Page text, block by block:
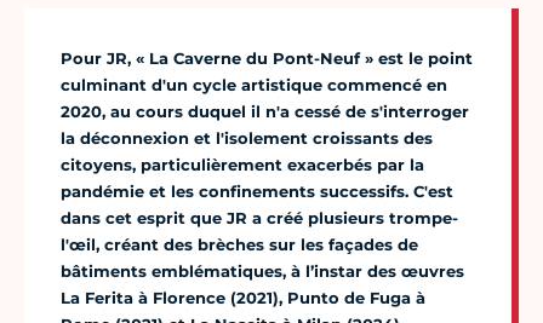
Pour JR, « La Caverne du Pont-Neuf » est le point
culminant d'un cycle artistique commencé en
2020, au cours duquel il n'a cessé de s'interroger
la déconnexion et l'isolement croissants des
citoyens, particulièrement exacerbés par la
pandémie et les confinements successifs. C'est
dans cet esprit que JR a créé plusieurs trompe-
l'œil, créant des brèches sur les façades de
bâtiments emblématiques, à l’instar des œuvres
La Ferita à Florence (2021), Punto de Fuga à